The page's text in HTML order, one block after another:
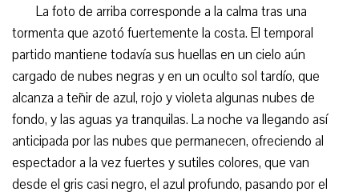
La foto de arriba corresponde a la calma tras una
tormenta que azotó fuertemente la costa. El temporal
partido mantiene todavía sus huellas en un cielo aún
cargado de nubes negras y en un oculto sol tardío, que
alcanza a teñir de azul, rojo y violeta algunas nubes de
fondo, y las aguas ya tranquilas. La noche va llegando así
anticipada por las nubes que permanecen, ofreciendo al
espectador a la vez fuertes y sutiles colores, que van
desde el gris casi negro, el azul profundo, pasando por el